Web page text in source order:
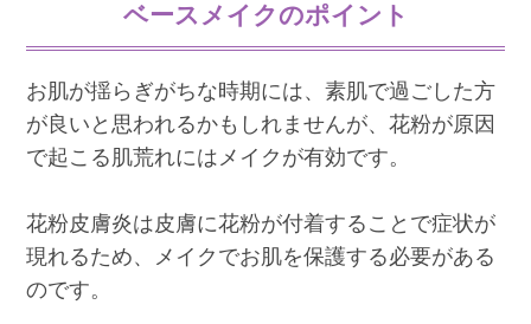
ベースメイクのポイント
お肌が揺らぎがちな時期には、素肌で過ごした方
が良いと思われるかもしれませんが、花粉が原因
で起こる肌荒れにはメイクが有効です。
花粉皮膚炎は皮膚に花粉が付着することで症状が
現れるため、メイクでお肌を保護する必要がある
のです。